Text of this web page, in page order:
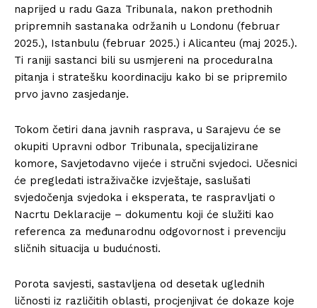
naprijed u radu Gaza Tribunala, nakon prethodnih
pripremnih sastanaka održanih u Londonu (februar
2025.), Istanbulu (februar 2025.) i Alicanteu (maj 2025.).
Ti raniji sastanci bili su usmjereni na proceduralna
pitanja i stratešku koordinaciju kako bi se pripremilo
prvo javno zasjedanje.
Tokom četiri dana javnih rasprava, u Sarajevu će se
okupiti Upravni odbor Tribunala, specijalizirane
komore, Savjetodavno vijeće i stručni svjedoci. Učesnici
će pregledati istraživačke izvještaje, saslušati
svjedočenja svjedoka i eksperata, te raspravljati o
Nacrtu Deklaracije – dokumentu koji će služiti kao
referenca za međunarodnu odgovornost i prevenciju
sličnih situacija u budućnosti.
Porota savjesti, sastavljena od desetak uglednih
ličnosti iz različitih oblasti, procjenjivat će dokaze koje